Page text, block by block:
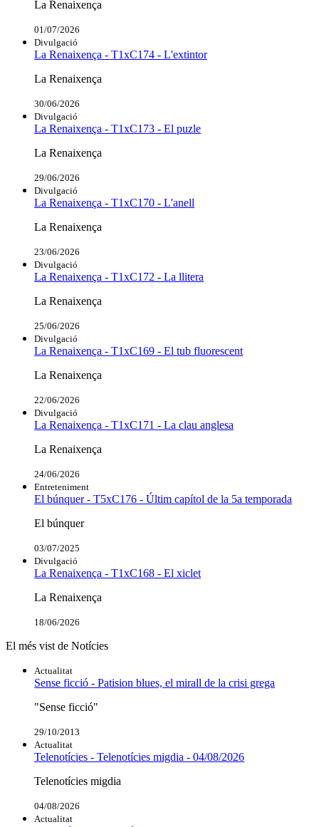
La Renaixença
01/07/2026
Divulgació
La Renaixença - T1xC174 - L'extintor
La Renaixença
30/06/2026
Divulgació
La Renaixença - T1xC173 - El puzle
La Renaixença
29/06/2026
Divulgació
La Renaixença - T1xC170 - L'anell
La Renaixença
23/06/2026
Divulgació
La Renaixença - T1xC172 - La llitera
La Renaixença
25/06/2026
Divulgació
La Renaixença - T1xC169 - El tub fluorescent
La Renaixença
22/06/2026
Divulgació
La Renaixença - T1xC171 - La clau anglesa
La Renaixença
24/06/2026
Entreteniment
El búnquer - T5xC176 - Últim capítol de la 5a temporada
El búnquer
03/07/2025
Divulgació
La Renaixença - T1xC168 - El xiclet
La Renaixença
18/06/2026
El més vist de Notícies
Actualitat
Sense ficció - Patision blues, el mirall de la crisi grega
"Sense ficció"
29/10/2013
Actualitat
Telenotícies - Telenotícies migdia - 04/08/2026
Telenotícies migdia
04/08/2026
Actualitat